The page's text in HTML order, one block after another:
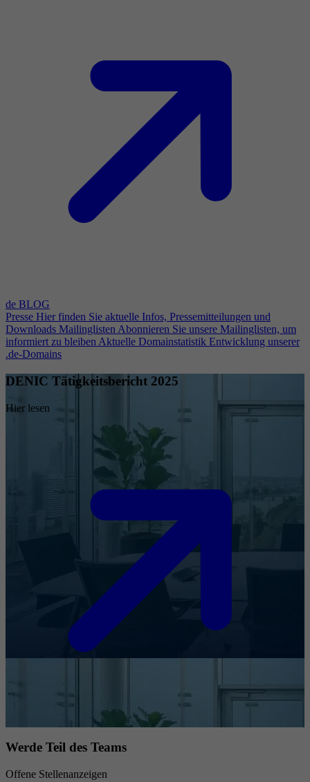
de BLOG
Presse Hier finden Sie aktuelle Infos, Pressemitteilungen und
Downloads Mailinglisten Abonnieren Sie unsere Mailinglisten, um
informiert zu bleiben Aktuelle Domainstatistik Entwicklung unserer
.de-Domains
DENIC Tätigkeitsbericht 2025
Hier lesen
Werde Teil des Teams
Offene Stellenanzeigen